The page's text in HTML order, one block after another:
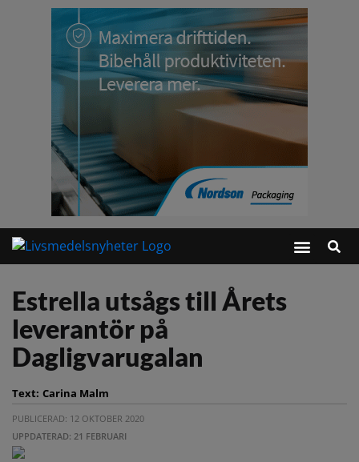
Estrella utsågs till Årets
leverantör på
Dagligvarugalan
Text: Carina Malm
PUBLICERAD: 12 OKTOBER 2020
UPPDATERAD: 21 FEBRUARI